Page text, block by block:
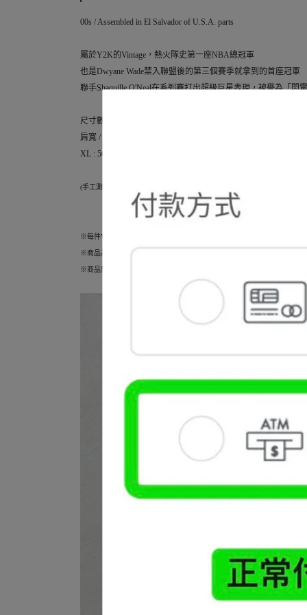
00s / Assembled in El Salvador of U.S.A. parts
屬於Y2K的Vintage，熱火隊史第一座NBA總冠軍
也是Dwyane Wade禁入聯盟後的第三個賽季就拿到的首座冠軍
聯手Shaquille O'Neal在系列賽打出超級巨星表現，被譽為「閃
尺寸數據 (CM)
肩寬 / 胸寬 / 衣長
XL : 56 / 56 / 74
(手工測量存在±2CM左右誤差)
※每件VinEdge商品都是1 of 1
※商品為Vintage Tee，些微髒汙/破損/落色/毛球為正常現象，介意者勿購買
※商品無法退換貨，下單前可以私訊索取商品狀況影片，能夠來現場購買